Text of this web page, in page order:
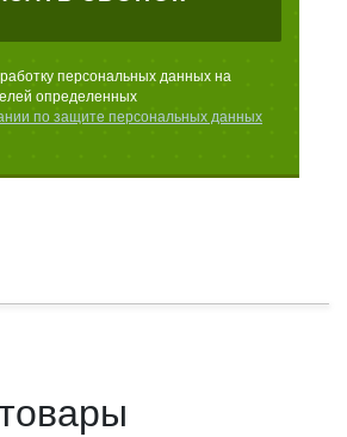
персональных данных на
определенных
по защите персональных данных